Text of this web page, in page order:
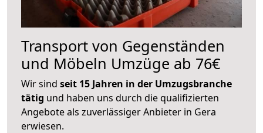
Transport von Gegenständen
und Möbeln Umzüge ab 76€
Wir sind seit 15 Jahren in der Umzugsbranche
tätig und haben uns durch die qualifizierten
Angebote als zuverlässiger Anbieter in Gera
erwiesen.